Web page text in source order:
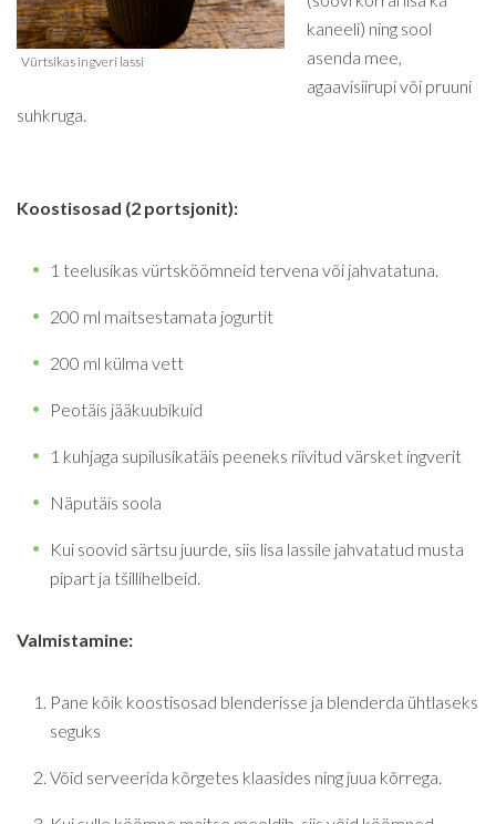
kaneeli) ning sool
asenda mee,
agaavisiirupi või pruuni
suhkruga.
Koostisosad (2 portsjonit):
1 teelusikas vürtsköömneid tervena või jahvatatuna.
200 ml maitsestamata jogurtit
200 ml külma vett
Peotäis jääkuubikuid
1 kuhjaga supilusikatäis peeneks riivitud värsket ingverit
Näputäis soola
Kui soovid särtsu juurde, siis lisa lassile jahvatatud musta
pipart ja tšillihelbeid.
Valmistamine:
Pane kõik koostisosad blenderisse ja blenderda ühtlaseks
seguks
Võid serveerida kõrgetes klaasides ning juua kõrrega.